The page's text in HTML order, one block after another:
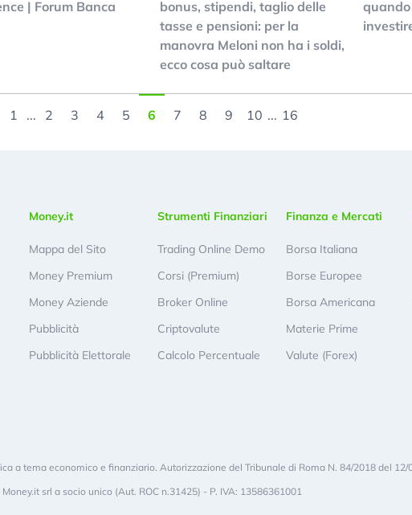
| Forum Banca
bonus, stipendi, taglio delle
tasse e pensioni: per la
manovra Meloni non ha i soldi,
ecco cosa può saltare
1 ... 2 3 4 5 6 7 8 9 10 ... 16
Money.it
Mappa del Sito
Money Premium
Money Aziende
Pubblicità
Pubblicità Elettorale
Strumenti Finanziari
Trading Online Demo
Corsi (Premium)
Broker Online
Criptovalute
Calcolo Percentuale
Finanza e Mercati
Borsa Italiana
Borse Europee
Borsa Americana
Materie Prime
Valute (Forex)
a tema economico e finanziario. Autorizzazione del Tribunale di Roma N. 84/2018 del 12/
Money.it srl a socio unico (Aut. ROC n.31425) - P. IVA: 13586361001